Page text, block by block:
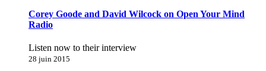
Corey Goode and David Wilcock on Open Your Mind
Radio
Listen now to their interview
28 juin 2015